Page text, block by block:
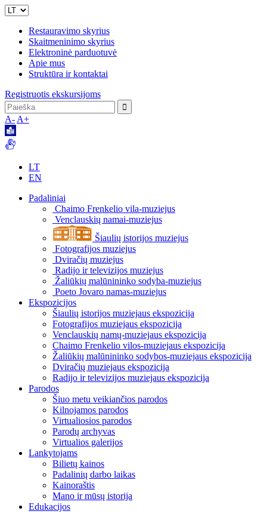
Restauravimo skyrius
Skaitmeninimo skyrius
Elektroninė parduotuvė
Apie mus
Struktūra ir kontaktai
Registruotis ekskursijoms
A- A+
LT
EN
Padaliniai
Chaimo Frenkelio vila-muziejus
Venclauskių namai-muziejus
Šiaulių istorijos muziejus
Fotografijos muziejus
Dviračių muziejus
Radijo ir televizijos muziejus
Žaliūkių malūnininko sodyba-muziejus
Poeto Jovaro namas-muziejus
Ekspozicijos
Šiaulių istorijos muziejaus ekspozicija
Fotografijos muziejaus ekspozicija
Venclauskių namų-muziejaus ekspozicija
Chaimo Frenkelio vilos-muziejaus ekspozicija
Žaliūkių malūnininko sodybos-muziejaus ekspozicija
Dviračių muziejaus ekspozicija
Radijo ir televizijos muziejaus ekspozicija
Parodos
Šiuo metu veikiančios parodos
Kilnojamos parodos
Virtualiosios parodos
Parodų archyvas
Virtualios galerijos
Lankytojams
Bilietų kainos
Padalinių darbo laikas
Kainoraštis
Mano ir mūsų istorija
Edukacijos